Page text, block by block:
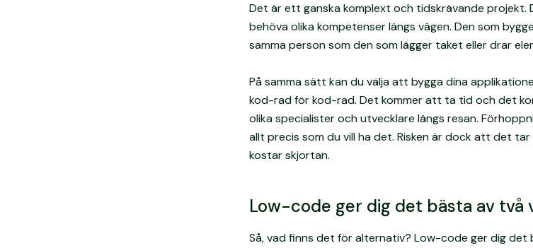
Det är ett ganska komplext och tidskrävande projekt.
behöva olika kompetenser längs vägen. Den som
samma person som den som lägger taket eller drar
På samma sätt kan du välja att bygga dina
kod-rad för kod-rad. Det kommer att ta tid och det
olika specialister och utvecklare längs resan.
allt precis som du vill ha det. Risken är dock att det
kostar skjortan.
Low-code ger dig det bästa av två
Så, vad finns det för alternativ? Low-code ger dig